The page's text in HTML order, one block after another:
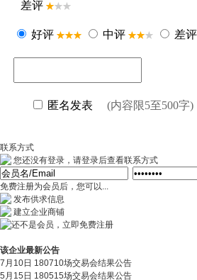
联系方式
您还没有登录，请登录后查看联系方式
免费注册为会员后，您可以...
发布供求信息
建立企业商铺
该企业最新公告
7月10日 180710场交易会结果公告
5月15日 180515场交易会结果公告